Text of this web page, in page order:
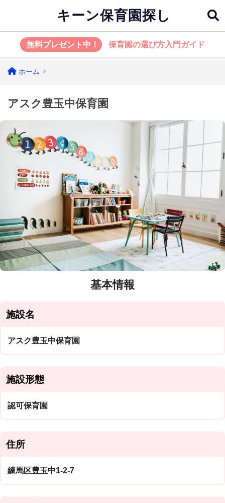
キーン保育園探し
無料プレゼント中！ 保育園の選び方入門ガイド
ホーム
アスク豊玉中保育園
基本情報
施設名
アスク豊玉中保育園
施設形態
認可保育園
住所
練馬区豊玉中1-2-7